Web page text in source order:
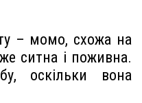
– момо, схожа на
ситна і поживна.
оскільки вона